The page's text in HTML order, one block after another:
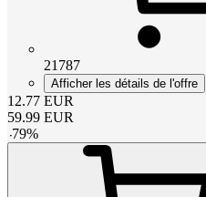
21787
Afficher les détails de l'offre
12.77 EUR
59.99 EUR
-79%